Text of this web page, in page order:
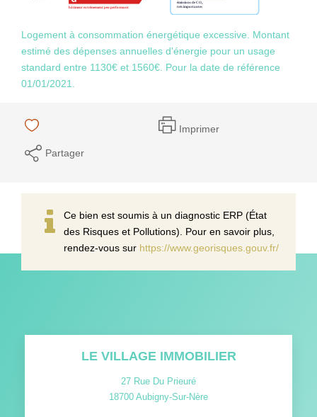
Logement à consommation énergétique excessive. Montant
estimé des dépenses annuelles d'énergie pour un usage
standard entre 1130€ et 1560€. Pour la date de référence
01/01/2021.
Imprimer
Partager
Ce bien est soumis à un diagnostic ERP (État
des Risques et Pollutions). Pour en savoir plus,
rendez-vous sur https://www.georisques.gouv.fr/
LE VILLAGE IMMOBILIER
27 Rue Du Prieuré
18700 Aubigny-Sur-Nère